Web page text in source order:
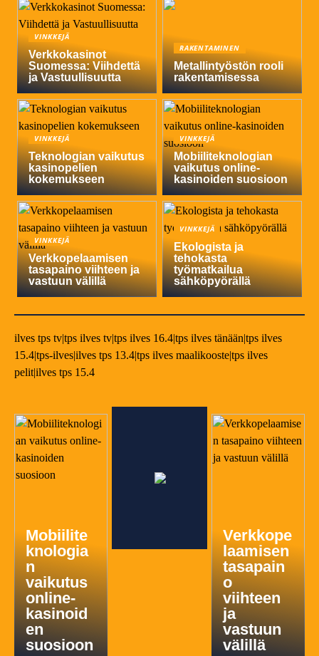
VINKKEJÄ
Verkkokasinot
Suomessa: Viihdettä
ja Vastuullisuutta
RAKENTAMINEN
Metallintyöstön rooli
rakentamisessa
VINKKEJÄ
Teknologian vaikutus
kasinopelien
kokemukseen
VINKKEJÄ
Mobiiliteknologian
vaikutus online-
kasinoiden suosioon
VINKKEJÄ
Verkkopelaamisen
tasapaino viihteen ja
vastuun välillä
VINKKEJÄ
Ekologista ja
tehokasta
työmatkailua
sähköpyörällä
ilves tps tv|tps ilves tv|tps ilves 16.4|tps ilves tänään|tps ilves
15.4|tps-ilves|ilves tps 13.4|tps ilves maalikooste|tps ilves
pelit|ilves tps 15.4
Mobiilite
knologia
n
vaikutus
online-
kasinoid
en
suosioon
Verkkope
laamisen
tasapain
o
viihteen
ja
vastuun
välillä